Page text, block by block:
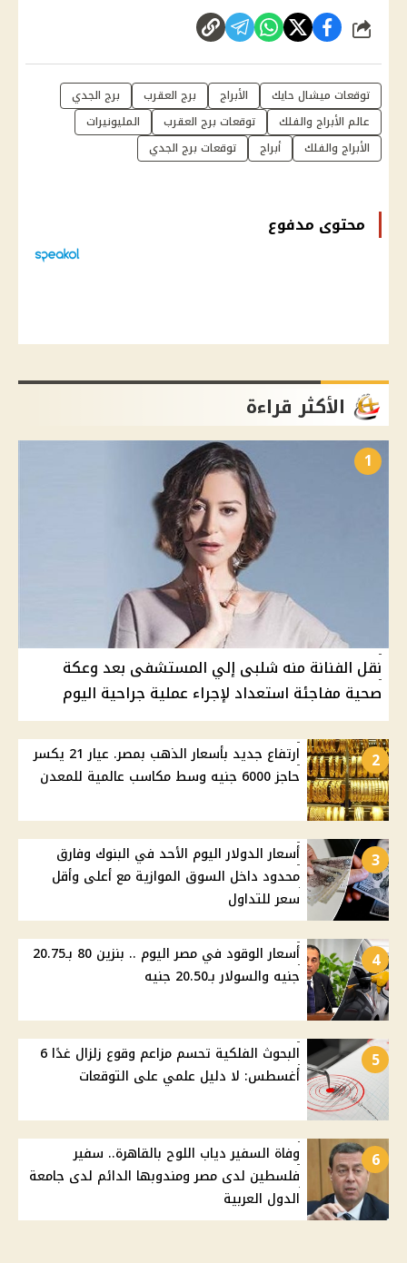
شارك
توقعات ميشال حايك الأبراج برج العقرب
برج الجدي
عالم الأبراج والفلك
توقعات برج العقرب
المليونيرات
الأبراج والفلك
أبراج توقعات برج الجدي
محتوى مدفوع
الأكثر قراءة
1
نقل الفنانة منه شلبى إلي المستشفى بعد وعكة
صحية مفاجئة استعداد لإجراء عملية جراحية اليوم
2
ارتفاع جديد بأسعار الذهب بمصر. عيار 21 يكسر
حاجز 6000 جنيه وسط مكاسب عالمية للمعدن
3
أسعار الدولار اليوم الأحد في البنوك وفارق
محدود داخل السوق الموازية مع أعلى وأقل
سعر للتداول
4
أسعار الوقود في مصر اليوم .. بنزين 80 بـ20.75
جنيه والسولار بـ20.50 جنيه
5
البحوث الفلكية تحسم مزاعم وقوع زلزال غدًا 6
أغسطس: لا دليل علمي على التوقعات
6
وفاة السفير دياب اللوح بالقاهرة.. سفير
فلسطين لدى مصر ومندوبها الدائم لدى جامعة
الدول العربية